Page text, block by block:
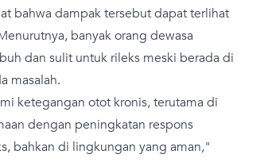
bahwa dampak tersebut dapat terlihat
banyak orang dewasa
dan sulit untuk rileks meski berada di
masalah.
ketegangan otot kronis, terutama di
dengan peningkatan respons
bahkan di lingkungan yang aman,"